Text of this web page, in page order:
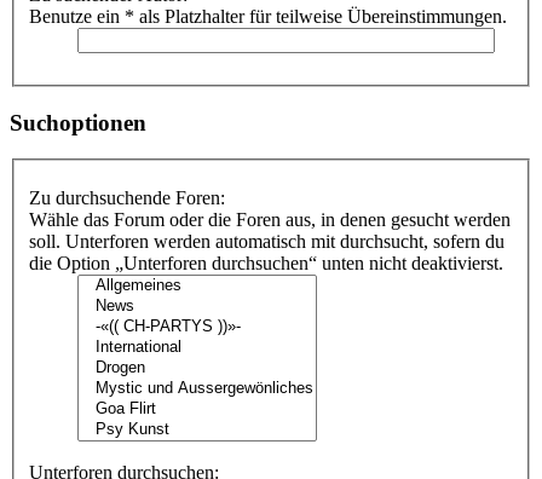
Benutze ein * als Platzhalter für teilweise Übereinstimmungen.
Suchoptionen
Zu durchsuchende Foren:
Wähle das Forum oder die Foren aus, in denen gesucht werden
soll. Unterforen werden automatisch mit durchsucht, sofern du
die Option „Unterforen durchsuchen“ unten nicht deaktivierst.
Unterforen durchsuchen: